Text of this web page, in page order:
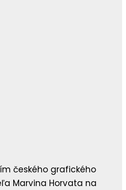
českého grafického
Marvina Horvata na